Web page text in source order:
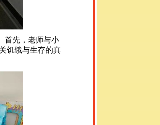
首先，老师与小
饥饿与生存的真